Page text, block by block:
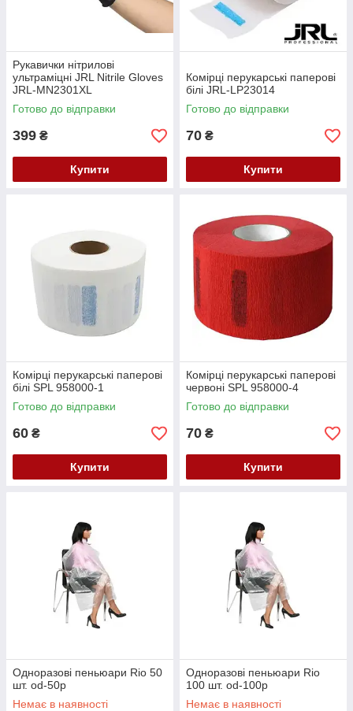
Рукавички нітрилові
ультраміцні JRL Nitrile Gloves
JRL-MN2301XL
Готово до відправки
399 ₴
Купити
Комірці перукарські паперові
білі JRL-LP23014
Готово до відправки
70 ₴
Купити
Комірці перукарські паперові
білі SPL 958000-1
Готово до відправки
60 ₴
Купити
Комірці перукарські паперові
червоні SPL 958000-4
Готово до відправки
70 ₴
Купити
Одноразові пеньюари Rio 50
шт. od-50p
Немає в наявності
Одноразові пеньюари Rio
100 шт. od-100p
Немає в наявності